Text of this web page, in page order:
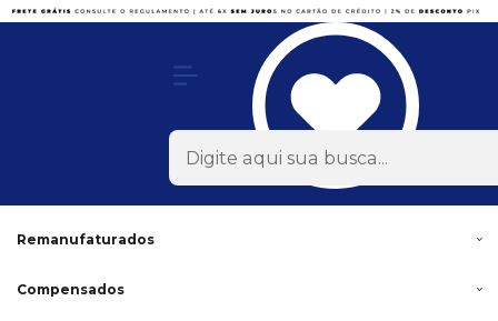
Olá Visitante! Acesse sua conta e pedidos
Remanufaturados
Compensados